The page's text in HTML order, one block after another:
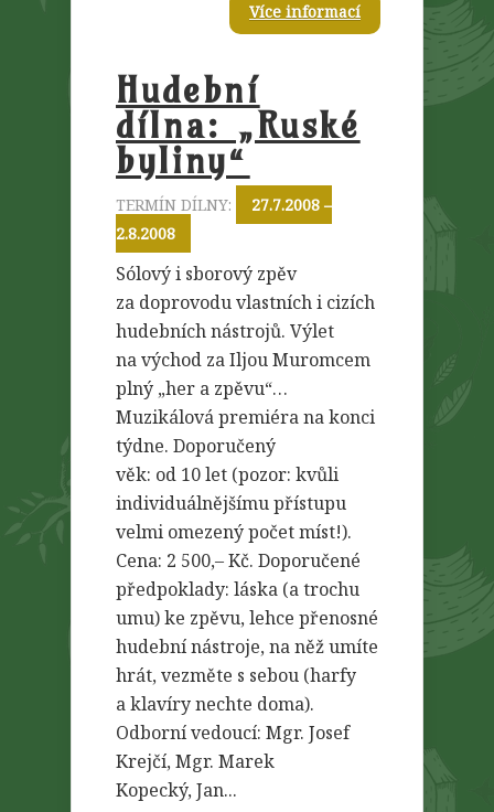
Více informací
Hudební
dílna: „Ruské
byliny“
TERMÍN DÍLNY:
27.7.2008 –
2.8.2008
Sólový i sborový zpěv
za doprovodu vlastních i cizích
hudebních nástrojů. Výlet
na východ za Iljou Muromcem
plný „her a zpěvu“…
Muzikálová premiéra na konci
týdne. Doporučený
věk: od 10 let (pozor: kvůli
individuálnějšímu přístupu
velmi omezený počet míst!).
Cena: 2 500,– Kč. Doporučené
předpoklady: láska (a trochu
umu) ke zpěvu, lehce přenosné
hudební nástroje, na něž umíte
hrát, vezměte s sebou (harfy
a klavíry nechte doma).
Odborní vedoucí: Mgr. Josef
Krejčí, Mgr. Marek
Kopecký, Jan...